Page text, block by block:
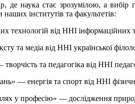
наука стає зрозумілою, а вибір
наших інститутів та факультетів:
технологій від ННІ інформаційних
та медіа від ННІ української
та педагогіка від ННІ
— енергія та спорт від ННІ
у професію» — дослідження